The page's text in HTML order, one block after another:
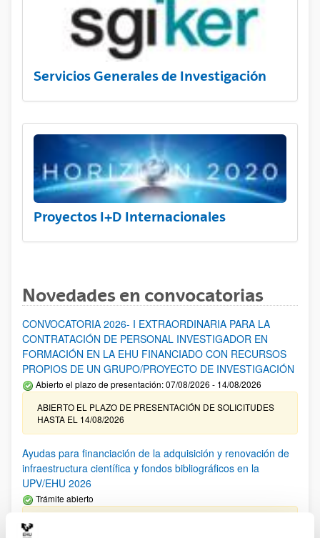
Servicios Generales de Investigación
Proyectos I+D Internacionales
Novedades en convocatorias
CONVOCATORIA 2026- I EXTRAORDINARIA PARA LA
CONTRATACIÓN DE PERSONAL INVESTIGADOR EN
FORMACIÓN EN LA EHU FINANCIADO CON RECURSOS
PROPIOS DE UN GRUPO/PROYECTO DE INVESTIGACIÓN
Abierto el plazo de presentación: 07/08/2026 - 14/08/2026
ABIERTO EL PLAZO DE PRESENTACIÓN DE SOLICITUDES
HASTA EL 14/08/2026
Ayudas para financiación de la adquisición y renovación de
infraestructura científica y fondos bibliográficos en la
UPV/EHU 2026
Trámite abierto